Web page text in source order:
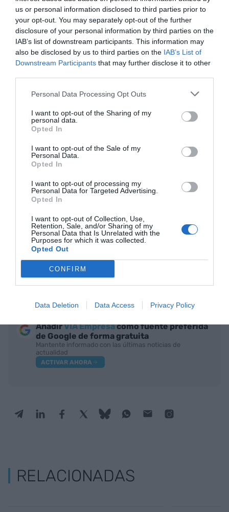
us or personal information disclosed to third parties prior to
your opt-out. You may separately opt-out of the further
disclosure of your personal information by third parties on the
IAB’s list of downstream participants. This information may
also be disclosed by us to third parties on the IAB’s List of
Downstream Participants that may further disclose it to other
Personal Data Processing Opt Outs
I want to opt-out of the Sharing of my
personal data.
Opted In
I want to opt-out of the Sale of my
Personal Data.
Opted In
I want to opt-out of processing my
Personal Data for Targeted Advertising.
Opted In
I want to opt-out of Collection, Use,
Retention, Sale, and/or Sharing of my
Personal Data that Is Unrelated with the
Purposes for which it was collected.
Opted Out
CONFIRM
Data Deletion Data Access Privacy Policy
Joaquim Coello, Guillamos López Casasnovas y Andreu
Mas-Colell, algunos de los autores del artículo sobre la
ampliación del aeropuerto del Prat | VIA Empresa
Tercera réplica: ¿Alguien
se ha planteado
qué pasará con la aviación
en el futuro?, por Santiago
Montero
Santiago Montero es ingeniero industrial | VIA Empresa
AñadirVIA Empresacomo fuente preferida
de Google de forma gratuita
Mantente informado con las últimas noticias de
actualidad
ACTIVAR AHORA
RELACIONADAS